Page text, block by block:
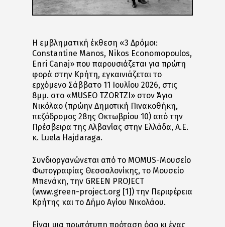
Η εμβληματική έκθεση «3 Δρόμοι:
Constantine Manos, Nikos Economopoulos,
Enri Canaj» που παρουσιάζεται για πρώτη
φορά στην Κρήτη, εγκαινιάζεται το
ερχόμενο Σάββατο 11 Ιουλίου 2026, στις
8μμ. στο «MUSEO TZORTZI» στον Άγιο
Νικόλαο (πρώην Δημοτική Πινακοθήκη,
πεζόδρομος 28ης Οκτωβρίου 10) από την
Πρέσβειρα της Αλβανίας στην Ελλάδα, Α.Ε.
κ. Luela Hajdaraga.
Συνδιοργανώνεται από το MOMUS-Μουσείο
Φωτογραφίας Θεσσαλονίκης, το Μουσείο
Μπενάκη, την GREEN PROJECT
(www.green-project.org [1]) την Περιφέρεια
Κρήτης και το Δήμο Αγίου Νικολάου.
Είναι μια πρωτότυπη πρόταση όσο κι ένας